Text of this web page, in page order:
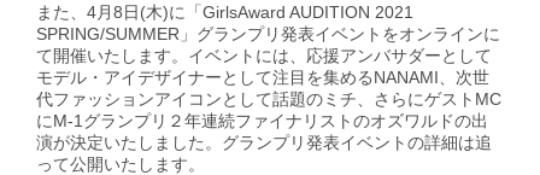
また、4月8日(木)に「GirlsAward AUDITION 2021
SPRING/SUMMER」グランプリ発表イベントをオンラインに
て開催いたします。イベントには、応援アンバサダーとして
モデル・アイデザイナーとして注目を集めるNANAMI、次世
代ファッションアイコンとして話題のミチ、さらにゲストMC
にM-1グランプリ２年連続ファイナリストのオズワルドの出
演が決定いたしました。グランプリ発表イベントの詳細は追
って公開いたします。